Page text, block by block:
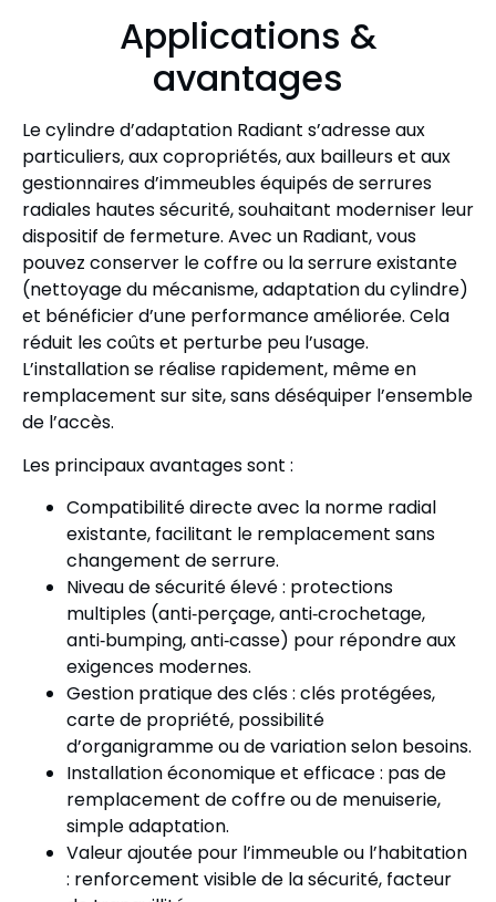
Applications &
avantages
Le cylindre d’adaptation Radiant s’adresse aux
particuliers, aux copropriétés, aux bailleurs et aux
gestionnaires d’immeubles équipés de serrures
radiales hautes sécurité, souhaitant moderniser leur
dispositif de fermeture. Avec un Radiant, vous
pouvez conserver le coffre ou la serrure existante
(nettoyage du mécanisme, adaptation du cylindre)
et bénéficier d’une performance améliorée. Cela
réduit les coûts et perturbe peu l’usage.
L’installation se réalise rapidement, même en
remplacement sur site, sans déséquiper l’ensemble
de l’accès.
Les principaux avantages sont :
Compatibilité directe avec la norme radial
existante, facilitant le remplacement sans
changement de serrure.
Niveau de sécurité élevé : protections
multiples (anti‑perçage, anti‑crochetage,
anti‑bumping, anti‑casse) pour répondre aux
exigences modernes.
Gestion pratique des clés : clés protégées,
carte de propriété, possibilité
d’organigramme ou de variation selon besoins.
Installation économique et efficace : pas de
remplacement de coffre ou de menuiserie,
simple adaptation.
Valeur ajoutée pour l’immeuble ou l’habitation
: renforcement visible de la sécurité, facteur